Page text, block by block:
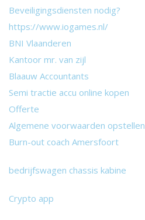
Beveiligingsdiensten nodig?
https://www.iogames.nl/
BNI Vlaanderen
Kantoor mr. van zijl
Blaauw Accountants
Semi tractie accu online kopen
Offerte
Algemene voorwaarden opstellen
Burn-out coach Amersfoort
bedrijfswagen chassis kabine
Crypto app